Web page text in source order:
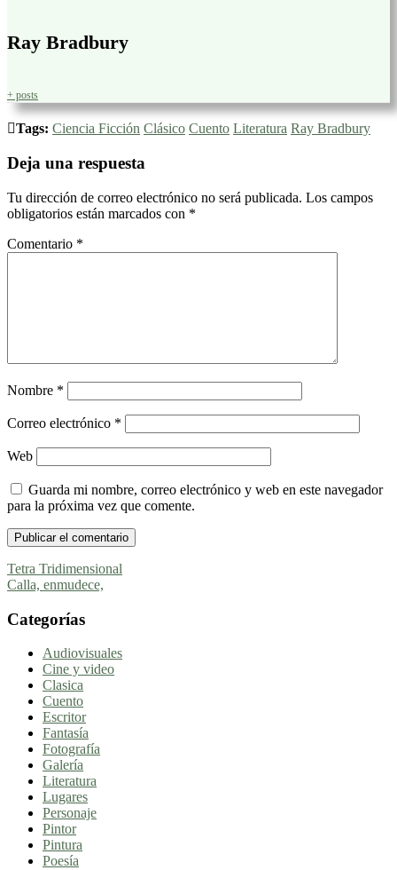
Ray Bradbury
+ posts
Tags: Ciencia Ficción Clásico Cuento Literatura Ray Bradbury
Deja una respuesta
Tu dirección de correo electrónico no será publicada. Los campos
obligatorios están marcados con *
Comentario *
Nombre *
Correo electrónico *
Web
Guarda mi nombre, correo electrónico y web en este navegador
para la próxima vez que comente.
Navegación
de
entradas
Tetra Tridimensional
Calla, enmudece,
Categorías
Audiovisuales
Cine y video
Clasica
Cuento
Escritor
Fantasía
Fotografía
Galería
Literatura
Lugares
Personaje
Pintor
Pintura
Poesía